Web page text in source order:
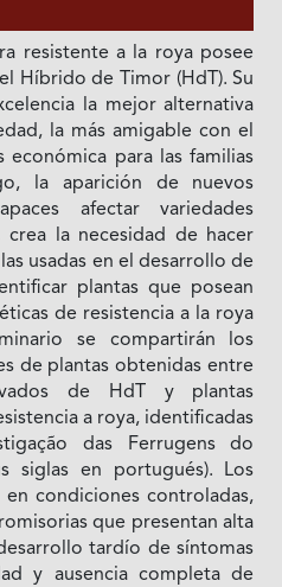
resistente a la roya posee
Híbrido de Timor (HdT). Su
la mejor alternativa
la más amigable con el
para las familias
la aparición de nuevos
afectar variedades
crea la necesidad de hacer
usadas en el desarrollo de
plantas que posean
de resistencia a la roya
se compartirán los
de plantas obtenidas entre
de HdT y plantas
a roya, identificadas
das Ferrugens do
siglas en portugués). Los
condiciones controladas,
que presentan alta
tardío de síntomas
y ausencia completa de